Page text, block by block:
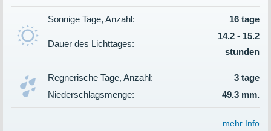
Sonnige Tage, Anzahl: 16 tage
Dauer des Lichttages:
14.2 - 15.2
stunden
Regnerische Tage, Anzahl:
3 tage
Niederschlagsmenge:
49.3 mm.
mehr Info